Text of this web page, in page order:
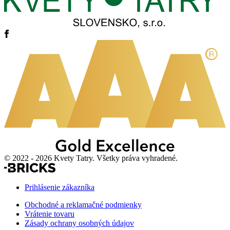
© 2022 - 2026 Kvety Tatry. Všetky práva vyhradené.
Prihlásenie zákazníka
Obchodné a reklamačné podmienky
Vrátenie tovaru
Zásady ochrany osobných údajov